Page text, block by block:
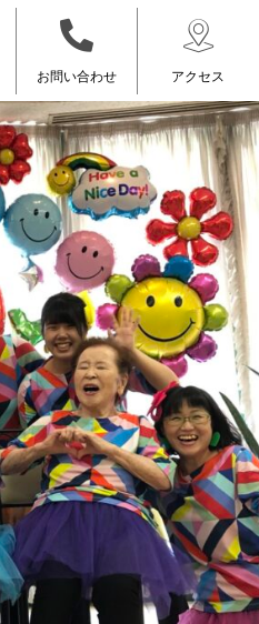
お問い合わせ アクセス